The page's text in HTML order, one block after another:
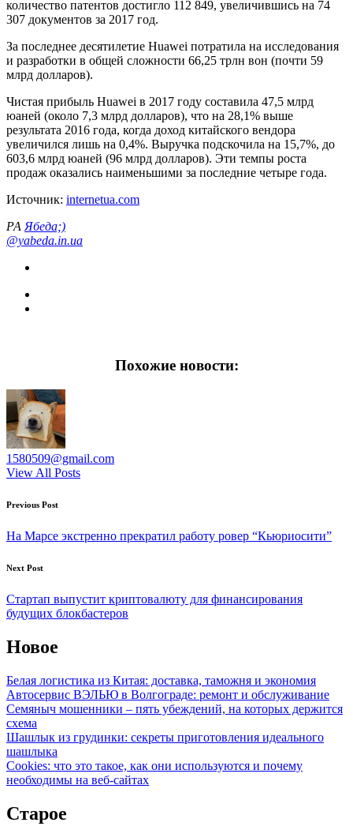
количество патентов достигло 112 849, увеличившись на 74
307 документов за 2017 год.
За последнее десятилетие Huawei потратила на исследования
и разработки в общей сложности 66,25 трлн вон (почти 59
млрд долларов).
Чистая прибыль Huawei в 2017 году составила 47,5 млрд
юаней (около 7,3 млрд долларов), что на 28,1% выше
результата 2016 года, когда доход китайского вендора
увеличился лишь на 0,4%. Выручка подскочила на 15,7%, до
603,6 млрд юаней (96 млрд долларов). Эти темпы роста
продаж оказались наименьшими за последние четыре года.
Источник: internetua.com
РА Ябеда;)
@yabeda.in.ua
Похожие новости:
1580509@gmail.com
View All Posts
Post
navigation
Previous Post
На Марсе экстренно прекратил работу ровер “Кьюриосити”
Next Post
Стартап выпустит криптовалюту для финансирования
будущих блокбастеров
Новое
Белая логистика из Китая: доставка, таможня и экономия
Автосервис ВЭЛЬЮ в Волгограде: ремонт и обслуживание
Семяныч мошенники – пять убеждений, на которых держится
схема
Шашлык из грудинки: секреты приготовления идеального
шашлыка
Cookies: что это такое, как они используются и почему
необходимы на веб-сайтах
Старое